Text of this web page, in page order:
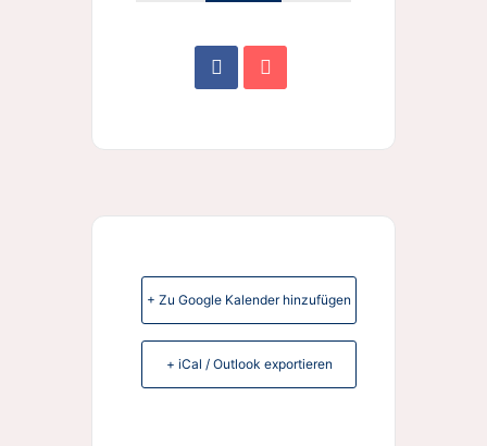
+ Zu Google Kalender hinzufügen
+ iCal / Outlook exportieren